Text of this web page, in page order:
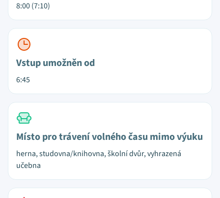
8:00 (7:10)
Vstup umožněn od
6:45
Místo pro trávení volného času mimo výuku
herna, studovna/knihovna, školní dvůr, vyhrazená
učebna